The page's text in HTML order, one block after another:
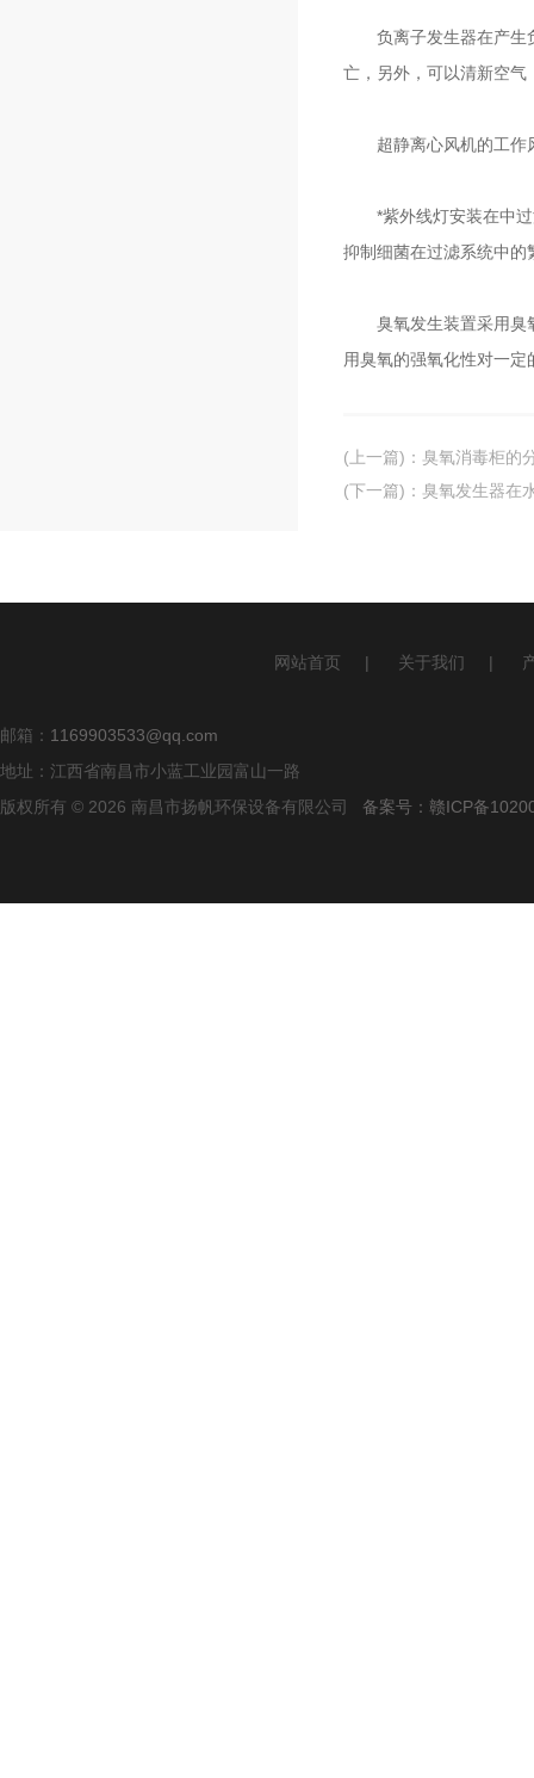
负离子发生器在产生负
亡，另外，可以清新空
超静离心风机的工作风
*紫外线灯安装在中过
抑制细菌在过滤系统中的
臭氧发生装置采用臭氧
用臭氧的强氧化性对一
(上一篇) ： 臭氧消毒柜的
(下一篇) ： 臭氧发生器在
网站首页 | 关于我们 |
邮箱： 1169903533@qq.com
地址：江西省南昌市小蓝工业园富山一路
版权所有 © 2026 南昌市扬帆环保设备有限公司 备案号：赣ICP备